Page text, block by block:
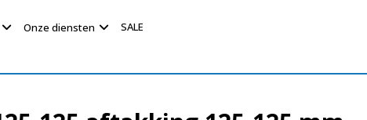
Onze diensten SALE